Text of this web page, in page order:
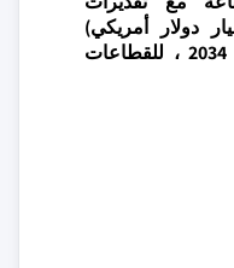
دولار أمريكي)
والحجم (كيلو طن) من 2021 إلى 2034 ، للقطاعات